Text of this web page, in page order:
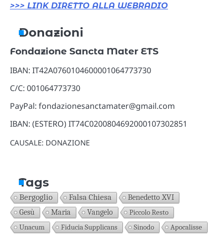
>>> LINK DIRETTO ALLA WEBRADIO
Donazioni
Fondazione Sancta Mater ETS
IBAN: IT42A0760104600001064773730
C/C: 001064773730
PayPal: fondazionesanctamater@gmail.com
IBAN: (ESTERO) IT74C0200804692000107302851
CAUSALE: DONAZIONE
Tags
Bergoglio Falsa Chiesa Benedetto XVI
Gesù Maria Vangelo
Piccolo Resto
Unacum
Fiducia Supplicans Sinodo
Apocalisse